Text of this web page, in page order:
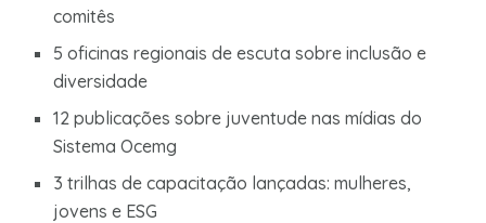
comitês
5 oficinas regionais de escuta sobre inclusão e
diversidade
12 publicações sobre juventude nas mídias do
Sistema Ocemg
3 trilhas de capacitação lançadas: mulheres,
jovens e ESG